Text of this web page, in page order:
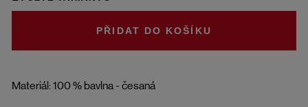
Materiál: 100 % bavlna - česaná
DO KOŠÍKU